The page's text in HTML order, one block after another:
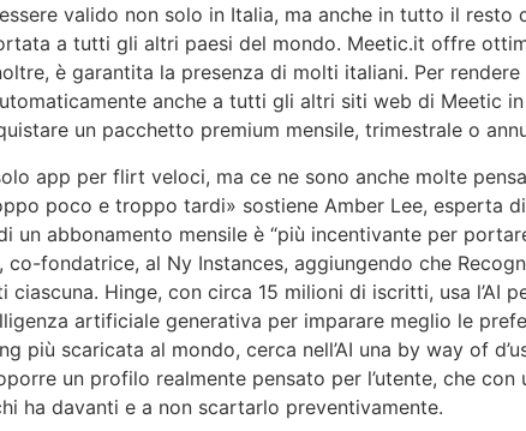
valido non solo in Italia, ma anche in tutto il resto
a tutti gli altri paesi del mondo. Meetic.it offre
è garantita la presenza di molti italiani. Per rendere
anche a tutti gli altri siti web di Meetic
un pacchetto premium mensile, trimestrale o
app per flirt veloci, ma ce ne sono anche molte
poco e troppo tardi» sostiene Amber Lee, esperta
abbonamento mensile è “più incentivante per
fondatrice, al Ny Instances, aggiungendo che
Hinge, con circa 15 milioni di iscritti, usa l’AI
artificiale generativa per imparare meglio le
scaricata al mondo, cerca nell’AI una by way of
un profilo realmente pensato per l’utente, che con
ha davanti e a non scartarlo preventivamente.